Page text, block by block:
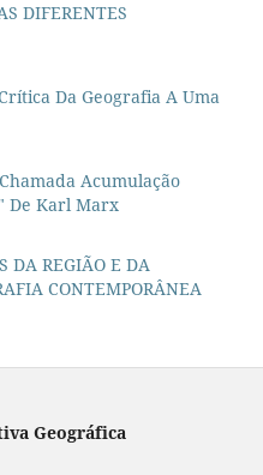
DIFERENTES
Da Geografia A Uma
Acumulação
De Karl Marx
DA REGIÃO E DA
CONTEMPORÂNEA
Geográfica